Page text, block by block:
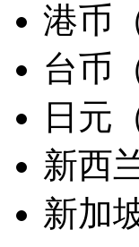
港币
台币
日元
新西
新加